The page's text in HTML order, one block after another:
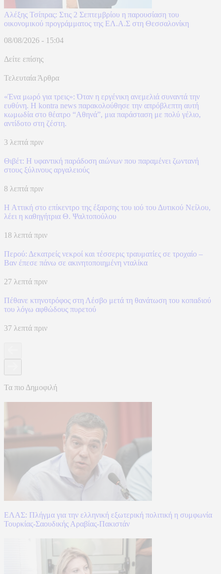
Αλέξης Τσίπρας: Στις 2 Σεπτεμβρίου η παρουσίαση του
οικονομικού προγράμματος της ΕΛ.Α.Σ στη Θεσσαλονίκη
08/08/2026 - 15:04
Δείτε επίσης
Τελευταία Άρθρα
«Ένα μωρό για τρεις»: Όταν η εργένικη ανεμελιά συναντά την
ευθύνη. Η kontra news παρακολούθησε την απρόβλεπτη αυτή
κωμωδία στο θέατρο “Αθηνά”, μια παράσταση με πολύ γέλιο,
αντίδοτο στη ζέστη.
3 λεπτά πριν
Θιβέτ: Η υφαντική παράδοση αιώνων που παραμένει ζωντανή
στους ξύλινους αργαλειούς
8 λεπτά πριν
Η Αττική στο επίκεντρο της έξαρσης του ιού του Δυτικού Νείλου,
λέει η καθηγήτρια Θ. Ψαλτοπούλου
18 λεπτά πριν
Περού: Δεκατρείς νεκροί και τέσσερις τραυματίες σε τροχαίο –
Βαν έπεσε πάνω σε ακινητοποιημένη νταλίκα
27 λεπτά πριν
Πέθανε κτηνοτρόφος στη Λέσβο μετά τη θανάτωση του κοπαδιού
του λόγω αφθώδους πυρετού
37 λεπτά πριν
Τα πιο Δημοφιλή
ΕΛΑΣ: Πλήγμα για την ελληνική εξωτερική πολιτική η συμφωνία
Τουρκίας-Σαουδικής Αραβίας-Πακιστάν